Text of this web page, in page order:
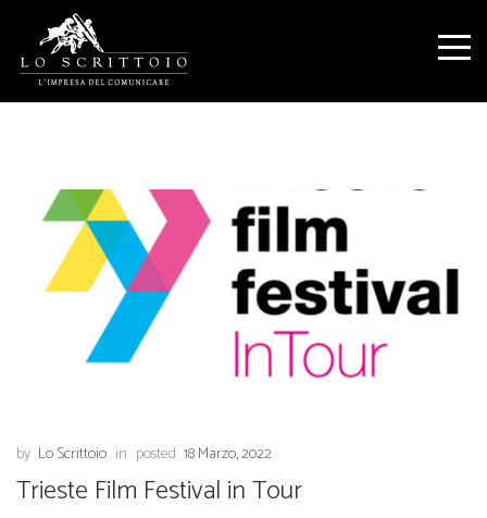
by Lo Scrittoio in posted 18 Marzo, 2022
Trieste Film Festival in Tour